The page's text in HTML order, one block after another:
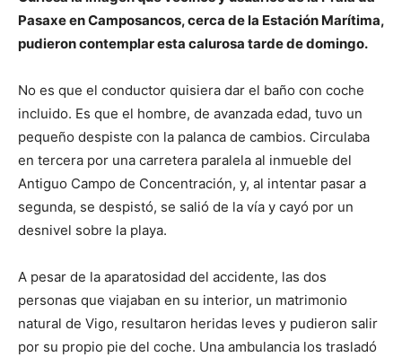
Pasaxe en Camposancos, cerca de la Estación Marítima,
pudieron contemplar esta calurosa tarde de domingo.
No es que el conductor quisiera dar el baño con coche
incluido. Es que el hombre, de avanzada edad, tuvo un
pequeño despiste con la palanca de cambios. Circulaba
en tercera por una carretera paralela al inmueble del
Antiguo Campo de Concentración, y, al intentar pasar a
segunda, se despistó, se salió de la vía y cayó por un
desnivel sobre la playa.
A pesar de la aparatosidad del accidente, las dos
personas que viajaban en su interior, un matrimonio
natural de Vigo, resultaron heridas leves y pudieron salir
por su propio pie del coche. Una ambulancia los trasladó